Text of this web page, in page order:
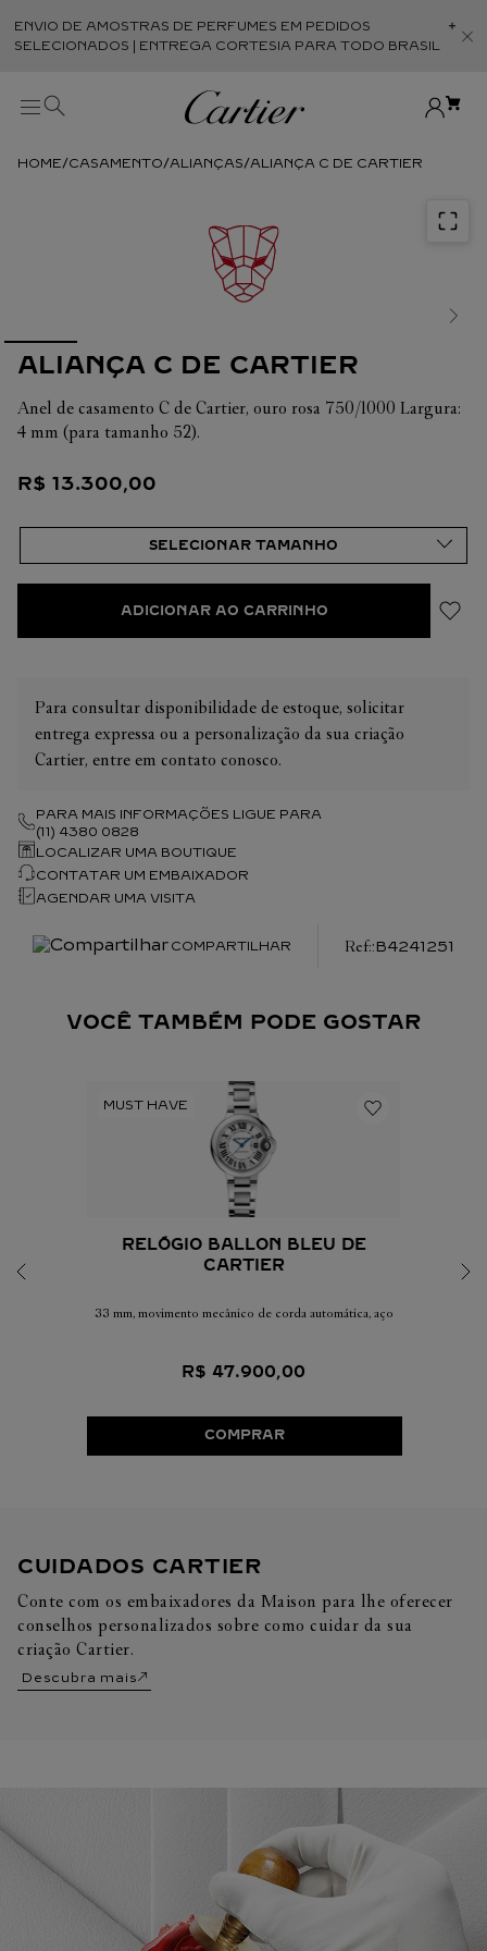
ENVIO DE AMOSTRAS DE PERFUMES EM PEDIDOS
SELECIONADOS | ENTREGA CORTESIA PARA TODO BRASIL
CASAMENTO ALIANÇAS ALIANÇA C DE CARTIER
ALIANÇA C DE CARTIER
Anel de casamento C de Cartier, ouro rosa 750/1000 Largura:
4 mm (para tamanho 52).
R$ 13.300,00
ADICIONAR AO CARRINHO
Para consultar disponibilidade de estoque, solicitar
entrega expressa ou a personalização da sua criação
Cartier, entre em contato conosco.
PARA MAIS INFORMAÇÕES LIGUE PARA
(11) 4380 0828
LOCALIZAR UMA BOUTIQUE
CONTATAR UM EMBAIXADOR
AGENDAR UMA VISITA
COMPARTILHAR :B4241251
VOCÊ TAMBÉM PODE GOSTAR
RELÓGIO BALLON BLEU DE
CARTIER
33 mm, movimento mecânico de corda automática, aço
R$ 47.900,00
COMPRAR
CUIDADOS CARTIER
Conte com os embaixadores da Maison para lhe oferecer
conselhos personalizados sobre como cuidar da sua
criação Cartier.
Descubra mais